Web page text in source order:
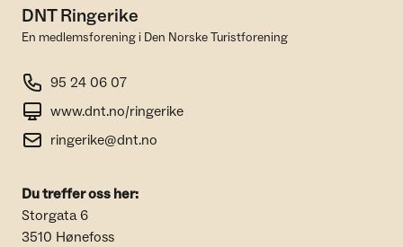
DNT Ringerike
En medlemsforening i Den Norske Turistforening
95 24 06 07
www.dnt.no/ringerike
ringerike@dnt.no
Du treffer oss her:
Storgata 6
3510 Hønefoss